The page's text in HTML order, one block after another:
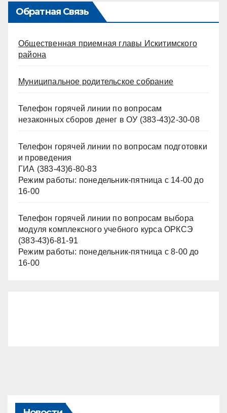
Обратная Связь
Общественная приемная главы Искитимского
района
Муниципальное родительское собрание
Телефон горячей линии по вопросам
незаконных сборов денег в ОУ (383-43)2-30-08
Телефон горячей линии по вопросам подготовки
и проведения
ГИА (383-43)6-80-83
Режим работы: понедельник-пятница с 14-00 до
16-00
Телефон горячей линии по вопросам выбора
модуля комплексного учебного курса ОРКСЭ
(383-43)6-81-91
Режим работы: понедельник-пятница с 8-00 до
16-00